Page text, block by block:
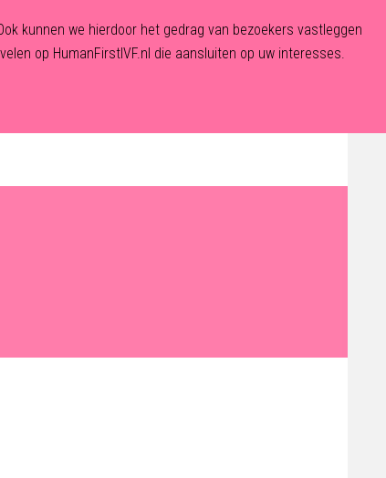
kunnen we hierdoor het gedrag van bezoekers vastleggen
op HumanFirstIVF.nl die aansluiten op uw interesses.